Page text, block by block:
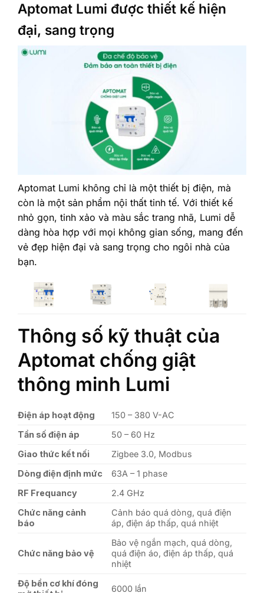
Aptomat Lumi được thiết kế hiện
đại, sang trọng
Aptomat Lumi không chỉ là một thiết bị điện, mà
còn là một sản phẩm nội thất tinh tế. Với thiết kế
nhỏ gọn, tinh xảo và màu sắc trang nhã, Lumi dễ
dàng hòa hợp với mọi không gian sống, mang đến
vẻ đẹp hiện đại và sang trọng cho ngôi nhà của
bạn.
Thông số kỹ thuật của
Aptomat chống giật
thông minh Lumi
Điện áp hoạt động
150 – 380 V-AC
Tần số điện áp
50 – 60 Hz
Giao thức kết nối
Zigbee 3.0, Modbus
Dòng điện định mức
63A – 1 phase
RF Frequancy
2.4 GHz
Chức năng cảnh
báo
Cảnh báo quá dòng, quá điện
áp, điện áp thấp, quá nhiệt
Chức năng bảo vệ
Bảo vệ ngắn mạch, quá dòng,
quá điện áo, điện áp thấp, quá
nhiệt
Độ bền cơ khí đóng
6000 lần